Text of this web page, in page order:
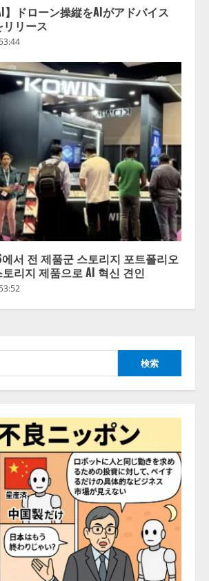
】ドローン操縦をAIがアドバイス
リリース
에서 전 제품군 스토리지 포트폴리오
리지 제품으로 AI 혁신 견인
【開催報告】次世代AIプラットフ
ォーム「TAIZA」および新サービ
スに関する記者発表会を開催
2026/08/07/17:53:45
lmessage、MCP接続機能を強化
し、AIから設定操作できる機能を
拡充
する調査】AIを組織として導入で
きている企業は26.8％。AI導入企
業の68.0％が、自社でのAI導入・
活用は「上手くいっている」と回
2026/08/07/13:53:50
ナレッジワーク、AIエンジニア油
井 誠（@myui）が入社。「セール
スAIエージェントOS」「営業領域
の業界特化LLM」の開発とAI研究
開発をリード
2026/08/07/10:54:31
【ドローン
AI】ドローン操縦を
AIがアドバイス「AIコーチ」をリ
リース
2026/08/09/01:53:44